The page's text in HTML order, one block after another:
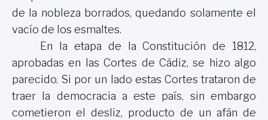
de la nobleza borrados, quedando solamente el
vacío de los esmaltes.
En la etapa de la Constitución de 1812,
aprobadas en las Cortes de Cádiz, se hizo algo
parecido. Si por un lado estas Cortes trataron de
traer la democracia a este país, sin embargo
cometieron el desliz, producto de un afán de